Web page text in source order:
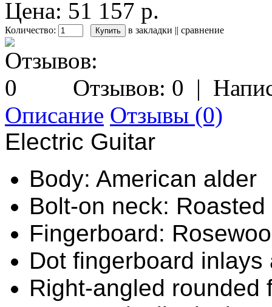
Цена: 51 157 р.
Количество: в закладки || сравнение
Отзывов: 0 |
Описание Отзывы (0)
Electric Guitar
Body: American alder
Bolt-on neck:
Fingerboard:
Dot fingerboard
Right-angled rounded